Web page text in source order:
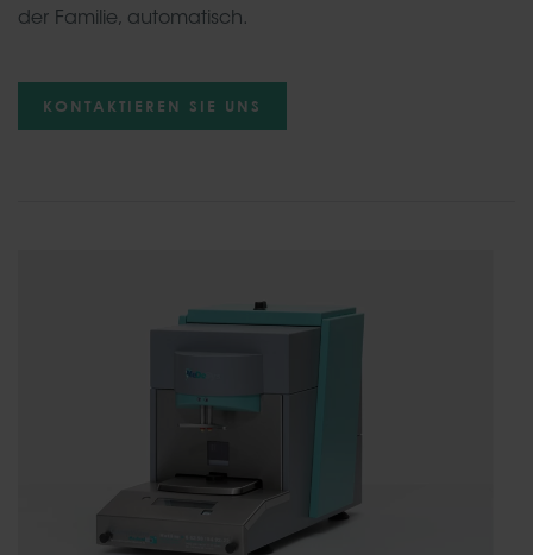
der Familie, automatisch.
KONTAKTIEREN SIE UNS